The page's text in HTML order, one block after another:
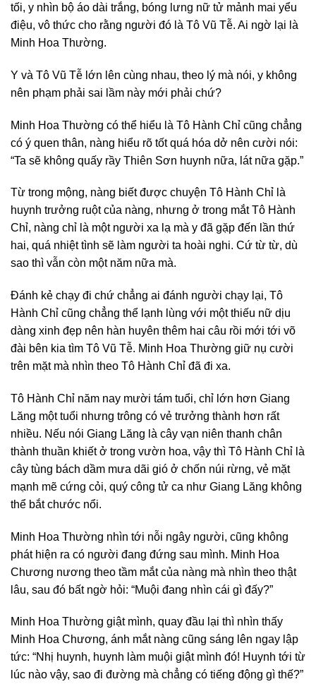
tối, y nhìn bộ áo dài trắng, bóng lưng nữ tử mảnh mai yểu
điệu, vô thức cho rằng người đó là Tô Vũ Tễ. Ai ngờ lại là
Minh Hoa Thường.
Y và Tô Vũ Tễ lớn lên cùng nhau, theo lý mà nói, y không
nên phạm phải sai lầm này mới phải chứ?
Minh Hoa Thường có thể hiểu là Tô Hành Chỉ cũng chẳng
có ý quen thân, nàng hiểu rõ tốt quá hóa dở nên cười nói:
“Ta sẽ không quấy rầy Thiên Sơn huynh nữa, lát nữa gặp.”
Từ trong mộng, nàng biết được chuyện Tô Hành Chỉ là
huynh trưởng ruột của nàng, nhưng ở trong mắt Tô Hành
Chỉ, nàng chỉ là một người xa lạ mà y đã gặp đến lần thứ
hai, quá nhiệt tình sẽ làm người ta hoài nghi. Cứ từ từ, dù
sao thì vẫn còn một năm nữa mà.
Đánh kẻ chạy đi chứ chẳng ai đánh người chạy lại, Tô
Hành Chỉ cũng chẳng thể lạnh lùng với một thiếu nữ dịu
dàng xinh đẹp nên hàn huyên thêm hai câu rồi mới tới võ
đài bên kia tìm Tô Vũ Tễ. Minh Hoa Thường giữ nụ cười
trên mặt mà nhìn theo Tô Hành Chỉ đã đi xa.
Tô Hành Chỉ năm nay mười tám tuổi, chỉ lớn hơn Giang
Lăng một tuổi nhưng trông có vẻ trưởng thành hơn rất
nhiều. Nếu nói Giang Lăng là cây vạn niên thanh chân
thành thuần khiết ở trong vườn hoa, vậy thì Tô Hành Chỉ là
cây tùng bách dầm mưa dãi gió ở chốn núi rừng, vẻ mặt
mạnh mẽ cứng cỏi, quý công tử ca như Giang Lăng không
thể bắt chước nổi.
Minh Hoa Thường nhìn tới nỗi ngây người, cũng không
phát hiện ra có người đang đứng sau mình. Minh Hoa
Chương nương theo tầm mắt của nàng mà nhìn theo thật
lâu, sau đó bất ngờ hỏi: “Muội đang nhìn cái gì đấy?”
Minh Hoa Thường giật mình, quay đầu lại thì nhìn thấy
Minh Hoa Chương, ánh mắt nàng cũng sáng lên ngay lập
tức: “Nhị huynh, huynh làm muội giật mình đó! Huynh tới từ
lúc nào vậy, sao đi đường mà chẳng có tiếng động gì thế?”